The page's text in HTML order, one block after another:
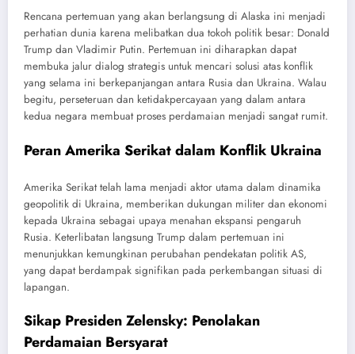
Rencana pertemuan yang akan berlangsung di Alaska ini menjadi
perhatian dunia karena melibatkan dua tokoh politik besar: Donald
Trump dan Vladimir Putin. Pertemuan ini diharapkan dapat
membuka jalur dialog strategis untuk mencari solusi atas konflik
yang selama ini berkepanjangan antara Rusia dan Ukraina. Walau
begitu, perseteruan dan ketidakpercayaan yang dalam antara
kedua negara membuat proses perdamaian menjadi sangat rumit.
Peran Amerika Serikat dalam Konflik Ukraina
Amerika Serikat telah lama menjadi aktor utama dalam dinamika
geopolitik di Ukraina, memberikan dukungan militer dan ekonomi
kepada Ukraina sebagai upaya menahan ekspansi pengaruh
Rusia. Keterlibatan langsung Trump dalam pertemuan ini
menunjukkan kemungkinan perubahan pendekatan politik AS,
yang dapat berdampak signifikan pada perkembangan situasi di
lapangan.
Sikap Presiden Zelensky: Penolakan
Perdamaian Bersyarat